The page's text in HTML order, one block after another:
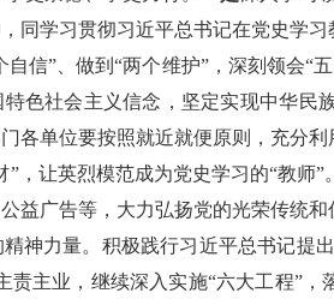
同学习贯彻习近平总书记在党史学
自信”、做到“两个维护”，深刻领会
色社会主义信念，坚定实现中华民
各单位要按照就近就便原则，充分
，让英烈模范成为党史学习的“教师
益广告等，大力弘扬党的光荣传统和
神力量。积极践行习近平总书记提
责主业，继续深入实施“六大工程”